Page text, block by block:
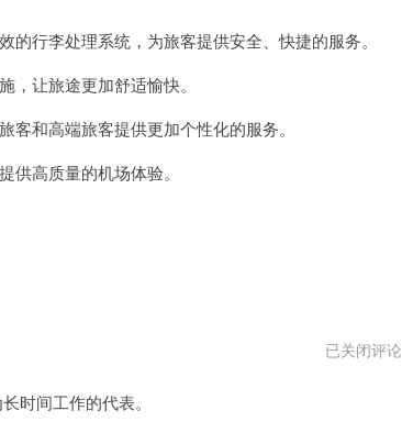
国
行李处理系统，为旅客提供安全、快捷的服务。
让旅途更加舒适愉快。
和高端旅客提供更加个性化的服务。
高质量的机场体验。
996
已关闭评论
时间工作的代表。